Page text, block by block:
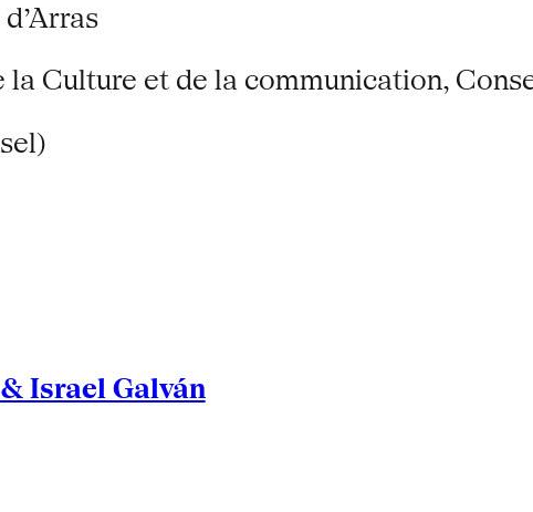
Culture et de la communication,
Israel Galván